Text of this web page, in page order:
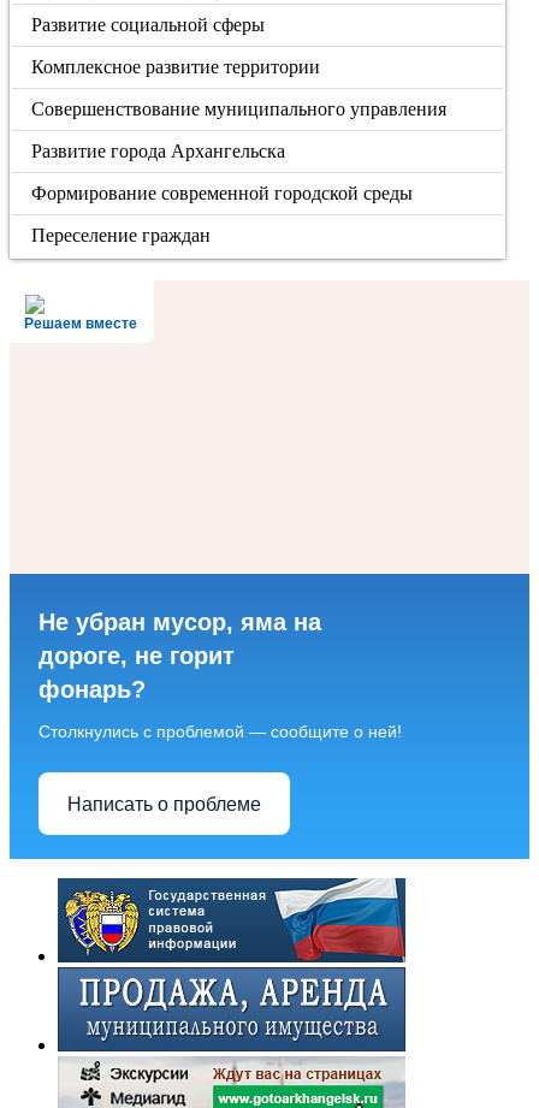
Развитие социальной сферы
Комплексное развитие территории
Совершенствование муниципального управления
Развитие города Архангельска
Формирование современной городской среды
Переселение граждан
Решаем вместе
Не убран мусор, яма на
дороге, не горит
фонарь?
Столкнулись с проблемой — сообщите о ней!
Написать о проблеме